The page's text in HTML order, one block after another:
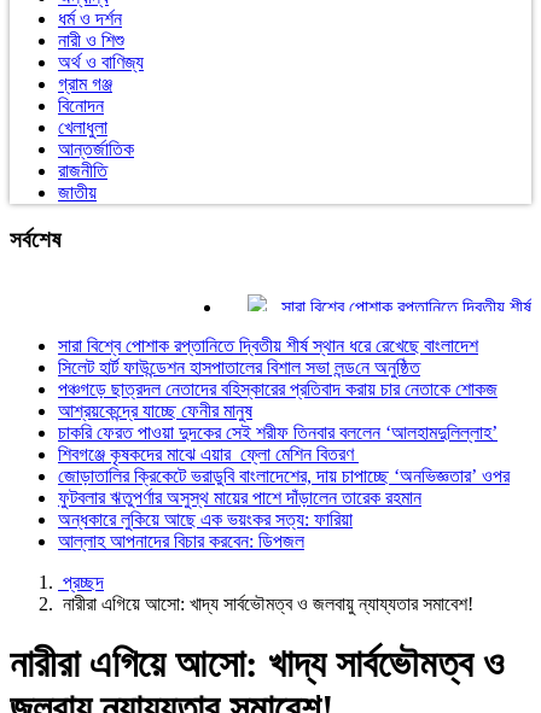
ধর্ম ও দর্শন
নারী ও শিশু
অর্থ ও বাণিজ্য
গ্রাম গঞ্জ
বিনোদন
খেলাধুলা
আন্তর্জাতিক
রাজনীতি
জাতীয়
সর্বশেষ
সারা বিশ্বে পোশাক রপ্তানিতে দ্বিতীয় শীর্ষ
সিলেট হার্ট ফাউন্ডেশন হাসপাতালের বিশাল সভা
পঞ্চগড়ে ছাত্রদল নেতাদের বহিস্কারের
আশ্রয়কেন্দ্রে যাচ্ছে ফেনীর মানুষ
চাকরি ফেরত পাওয়া দুদকের সেই শরীফ
শিবগঞ্জে কৃষকদের মাঝে এয়ার ফ্লো মেশিন
জোড়াতালির ক্রিকেটে ভরাডুবি বাংলাদেশের,
ফুটবলার ঋতুপর্ণার অসুস্থ মায়ের পাশে
অন্ধকারে লুকিয়ে আছে এক ভয়ংকর সত্য:
আল্লাহ আপনাদের বিচার করবেন: ডিপজল
সারা বিশ্বে পোশাক রপ্তানিতে দ্বিতীয় শীর্ষ স্থান ধরে রেখেছে বাংলাদেশ
সিলেট হার্ট ফাউন্ডেশন হাসপাতালের বিশাল সভা লন্ড‌নে অনুষ্ঠিত
পঞ্চগড়ে ছাত্রদল নেতাদের বহিস্কারের প্রতিবাদ করায় চার নেতাকে শোকজ
আশ্রয়কেন্দ্রে যাচ্ছে ফেনীর মানুষ
চাকরি ফেরত পাওয়া দুদকের সেই শরীফ তিনবার বললেন ‘আলহামদুলিল্লাহ’
শিবগঞ্জে কৃষকদের মাঝে এয়ার ফ্লো মেশিন বিতরণ
জোড়াতালির ক্রিকেটে ভরাডুবি বাংলাদেশের, দায় চাপাচ্ছে ‘অনভিজ্ঞতার’ ওপর
ফুটবলার ঋতুপর্ণার অসুস্থ মায়ের পাশে দাঁড়ালেন তারেক রহমান
অন্ধকারে লুকিয়ে আছে এক ভয়ংকর সত্য: ফারিয়া
আল্লাহ আপনাদের বিচার করবেন: ডিপজল
প্রচ্ছদ
নারীরা এগিয়ে আসো: খাদ্য সার্বভৌমত্ব ও জলবায়ু ন্যায্যতার সমাবেশ!
নারীরা এগিয়ে আসো: খাদ্য সার্বভৌমত্ব ও